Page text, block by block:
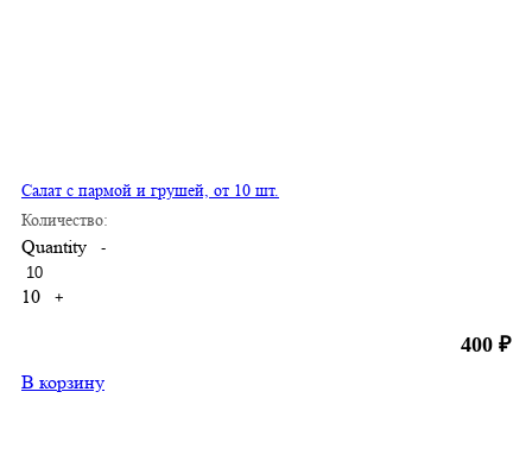
Салат с пармой и грушей, от 10 шт.
Количество:
Quantity -
10 +
400 ₽
В корзину